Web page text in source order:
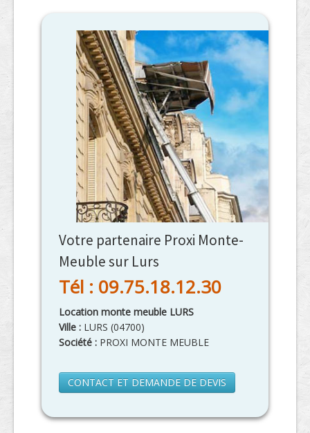
Votre partenaire Proxi Monte-
Meuble sur Lurs
Tél : 09.75.18.12.30
Location monte meuble LURS
Ville : LURS (04700)
Société : PROXI MONTE MEUBLE
CONTACT ET DEMANDE DE DEVIS